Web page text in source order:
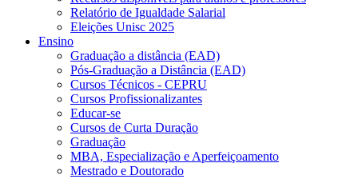
Relatório de Igualdade Salarial
Eleições Unisc 2025
Ensino
Graduação a distância (EAD)
Pós-Graduação a Distância (EAD)
Cursos Técnicos - CEPRU
Cursos Profissionalizantes
Educar-se
Cursos de Curta Duração
Graduação
MBA, Especialização e Aperfeiçoamento
Mestrado e Doutorado